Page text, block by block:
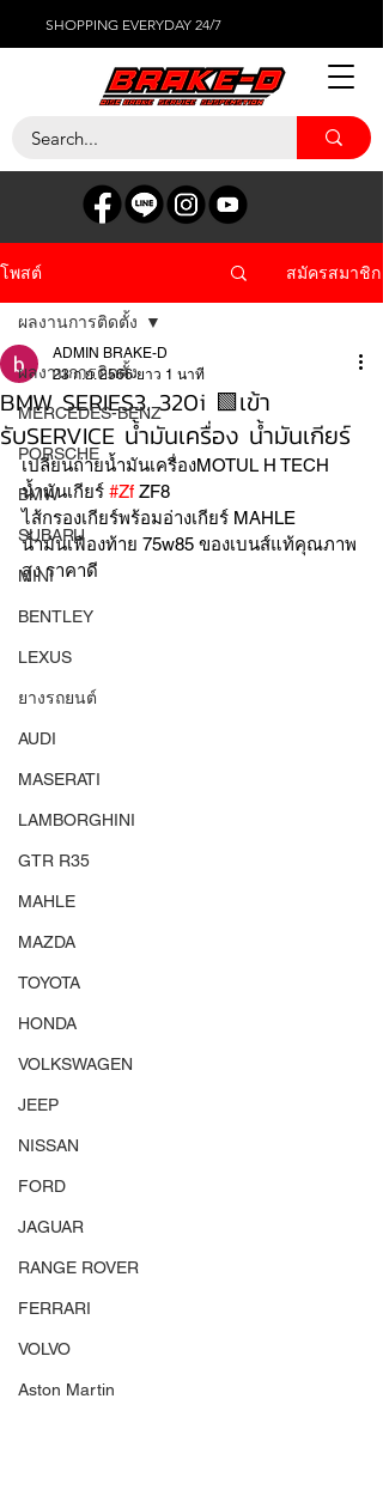
SHOPPING EVERYDAY 24/7
โพสต์ สมัครสมาชิก
ผลงานการติดตั้ง
MERCEDES-BENZ
PORSCHE
BMW
SUBARU
MINI
BENTLEY
LEXUS
ยางรถยนต์
AUDI
MASERATI
LAMBORGHINI
GTR R35
MAHLE
MAZDA
TOYOTA
HONDA
VOLKSWAGEN
JEEP
NISSAN
FORD
JAGUAR
RANGE ROVER
FERRARI
VOLVO
Aston Martin
ผลงานการติดตั้ง
BMW SERIES3. 320i 🟩เข้า
รับSERVICE น้ำมันเครื่อง น้ำมันเกียร์
ADMIN BRAKE-D
23 ก.ย. 2566 ยาว 1 นาที
เปลี่ยนถ่ายน้ำมันเครื่องMOTUL H TECH
น้ำมันเกียร์ #Zf ZF8
ไส้กรองเกียร์พร้อมอ่างเกียร์ MAHLE
น้ำมันเฟืองท้าย 75w85 ของเบนส์แท้คุณภาพ
สูง ราคาดี